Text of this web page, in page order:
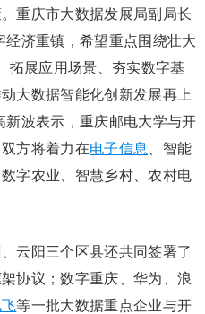
重庆市大数据发展局副局长
经济重镇，希望重点围绕壮大
拓展应用场景、夯实数字基
大数据智能化创新发展再上
新波表示，重庆邮电大学与开
方将着力在电子信息
、智能
字农业、智慧乡村、农村电
阳三个区县还共同签署了
协议；数字重庆、华为、浪
等一批大数据重点企业与开